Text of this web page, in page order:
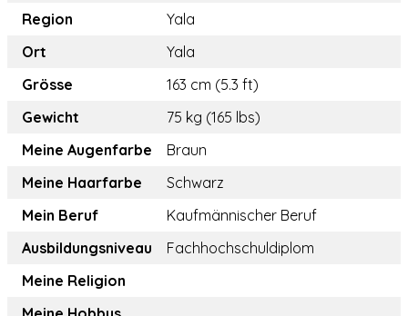
Region
Yala
Ort
Yala
Grösse
163 cm (5.3 ft)
Gewicht
75 kg (165 lbs)
Meine Augenfarbe
Braun
Meine Haarfarbe
Schwarz
Mein Beruf
Kaufmännischer Beruf
Ausbildungsniveau
Fachhochschuldiplom
Meine Religion